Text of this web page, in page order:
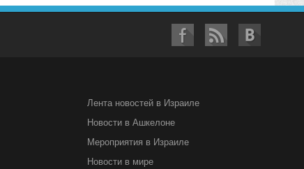
Лента новостей в Израиле
Новости в Ашкелоне
Мероприятия в Израиле
Новости в мире